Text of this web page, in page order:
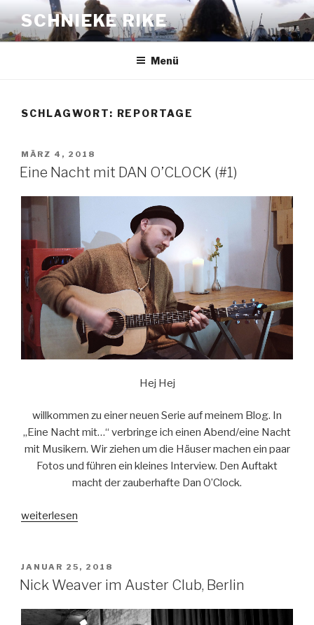
Inhalt
springen
SCHNIEKE RIKE
Menü
SCHLAGWORT: REPORTAGE
VERÖFFENTLICHT
AM
MÄRZ 4, 2018
Eine Nacht mit DAN O’CLOCK (#1)
Hej Hej
willkommen zu einer neuen Serie auf meinem Blog. In
„Eine Nacht mit…“ verbringe ich einen Abend/eine Nacht
mit Musikern. Wir ziehen um die Häuser machen ein paar
Fotos und führen ein kleines Interview. Den Auftakt
macht der zauberhafte Dan O’Clock.
„Eine
DAN
O’CLOCK
weiterlesen
VERÖFFENTLICHT
AM
JANUAR 25, 2018
Nick Weaver im Auster Club, Berlin